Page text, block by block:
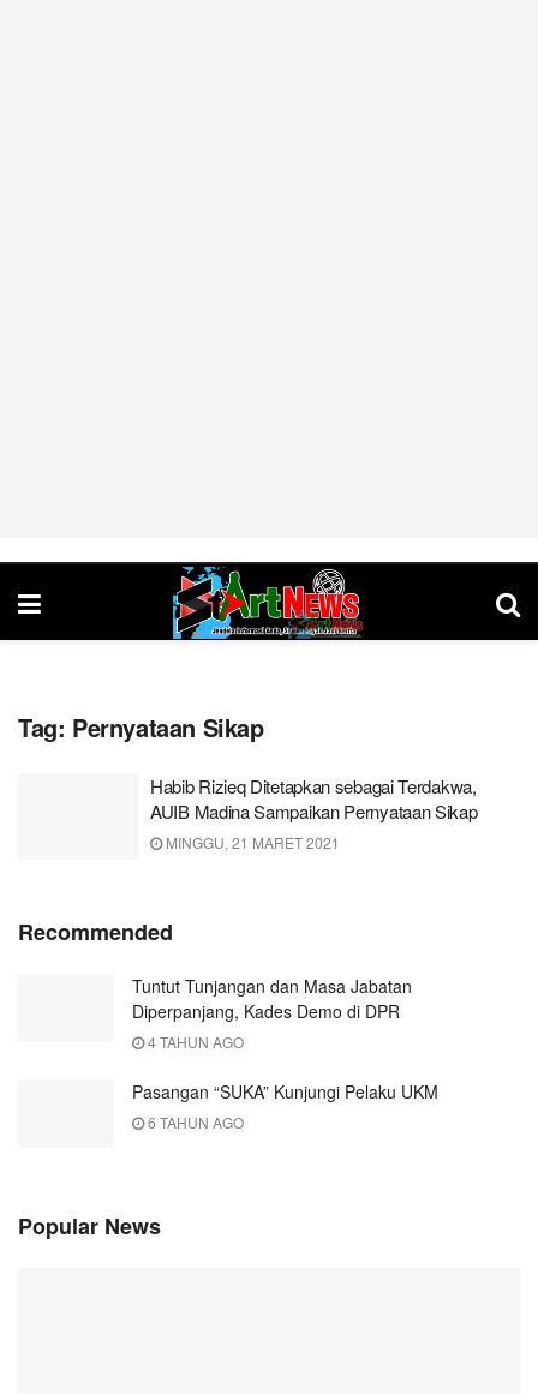
Tag: Pernyataan Sikap
Habib Rizieq Ditetapkan sebagai Terdakwa,
AUIB Madina Sampaikan Pernyataan Sikap
MINGGU, 21 MARET 2021
Recommended
Tuntut Tunjangan dan Masa Jabatan
Diperpanjang, Kades Demo di DPR
4 TAHUN AGO
Pasangan “SUKA” Kunjungi Pelaku UKM
6 TAHUN AGO
Popular News